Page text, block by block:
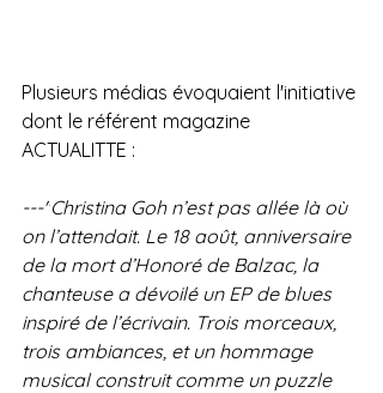
Plusieurs médias évoquaient l'initiative
dont le référent magazine
ACTUALITTE :
---"Christina Goh n’est pas allée là où
on l’attendait. Le 18 août, anniversaire
de la mort d’Honoré de Balzac, la
chanteuse a dévoilé un EP de blues
inspiré de l’écrivain. Trois morceaux,
trois ambiances, et un hommage
musical construit comme un puzzle